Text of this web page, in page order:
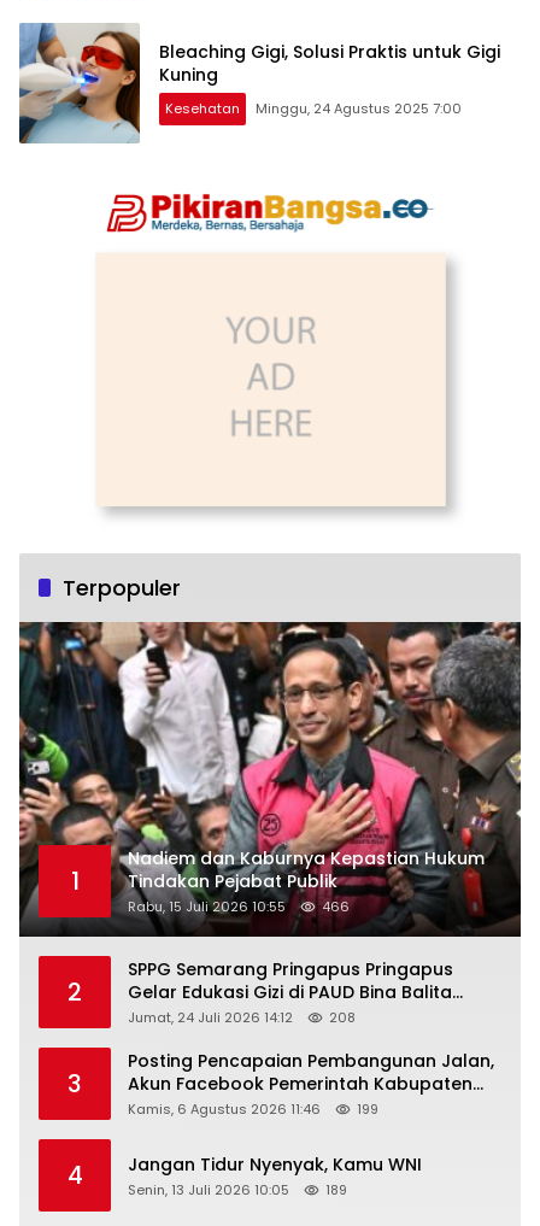
Bleaching Gigi, Solusi Praktis untuk Gigi
Kuning
Kesehatan Minggu, 24 Agustus 2025 7:00
Terpopuler
1
Nadiem dan Kaburnya Kepastian Hukum
Tindakan Pejabat Publik
Rabu, 15 Juli 2026 10:55 466
2
SPPG Semarang Pringapus Pringapus
Gelar Edukasi Gizi di PAUD Bina Balita
Peringati Hari Anak Nasional 2026
Jumat, 24 Juli 2026 14:12 208
3
Posting Pencapaian Pembangunan Jalan,
Akun Facebook Pemerintah Kabupaten
Rembang “Dirujak” Warganet
Kamis, 6 Agustus 2026 11:46 199
4 Jangan Tidur Nyenyak, Kamu WNI
Senin, 13 Juli 2026 10:05 189